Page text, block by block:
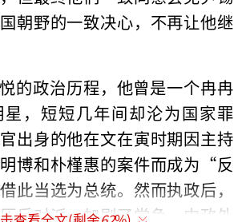
朝野的一致决心，不再让他继
的政治历程，他曾是一个冉冉
，短短几年间却沦为国家罪
出身的他在文在寅时期因主持
博和朴槿惠的案件而成为“反
此当选为总统。然而执政后，
反对派，加剧了党争。内政外